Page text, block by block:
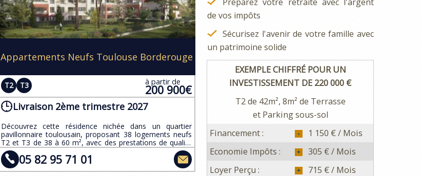
Appartements Neufs Toulouse Borderouge
T2 T3 à partir de
200 900€
Livraison 2ème trimestre 2027
​Découvrez cette résidence nichée dans un quartier
pavillonnaire toulousain, proposant 38 logements neufs
T2 et T3 de 38 à 60 m², avec des prestations de qualité
et certifiés RE2020.
05 82 95 71 01
de vos impôts
Sécurisez l'avenir de votre famille avec
un patrimoine solide
EXEMPLE CHIFFRÉ POUR UN
INVESTISSEMENT DE 220 000 €
T2 de 42m², 8m² de Terrasse
et Parking sous-sol
Financement :
1 150 € / Mois
Economie Impôts :
305 € / Mois
Loyer Perçu :
715 € / Mois